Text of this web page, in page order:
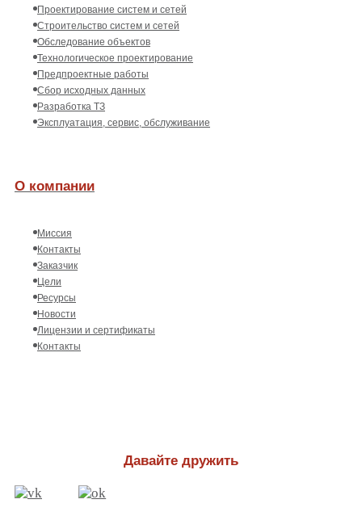
Проектирование систем и сетей
Строительство систем и сетей
Обследование объектов
Технологическое проектирование
Предпроектные работы
Сбор исходных данных
Разработка ТЗ
Эксплуатация, сервис, обслуживание
О компании
Миссия
Контакты
Заказчик
Цели
Ресурсы
Новости
Лицензии и сертификаты
Контакты
Давайте дружить